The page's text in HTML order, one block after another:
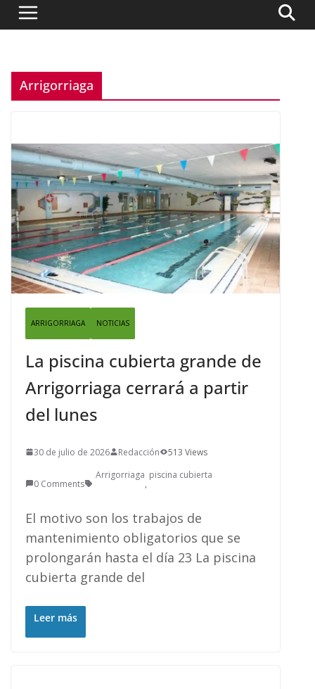
Arrigorriaga
ARRIGORRIAGA NOTICIAS
La piscina cubierta grande de
Arrigorriaga cerrará a partir
del lunes
30 de julio de 2026 Redacción 513 Views
0 Comments
Arrigorriaga
,
piscina cubierta
El motivo son los trabajos de
mantenimiento obligatorios que se
prolongarán hasta el día 23 La piscina
cubierta grande del
Leer más